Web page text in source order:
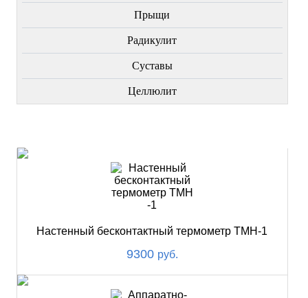
Прыщи
Радикулит
Суставы
Целлюлит
Настенный бесконтактный термометр ТМН-1
9300 руб.